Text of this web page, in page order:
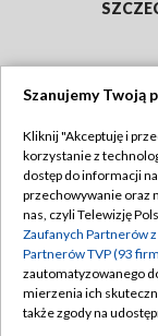
Abonament
Emisja w TVP
Centrum
Naziemna
Szanujemy Twoją
Kliknij "Akceptuję i
korzystanie z
dostęp do informacji
przechowywanie oraz
nas, czyli Telewizję
Zaufanych Partnerów
Partnerów TVP (93
zautomatyzowanego
mierzenia ich
także zgody na